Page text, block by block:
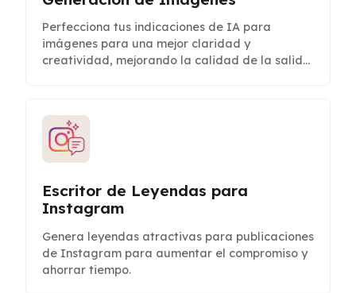
Perfecciona tus indicaciones de IA para
imágenes para una mejor claridad y
creatividad, mejorando la calidad de la salida
Escritor de Leyendas para
Instagram
Genera leyendas atractivas para publicaciones
de Instagram para aumentar el compromiso y
ahorrar tiempo.